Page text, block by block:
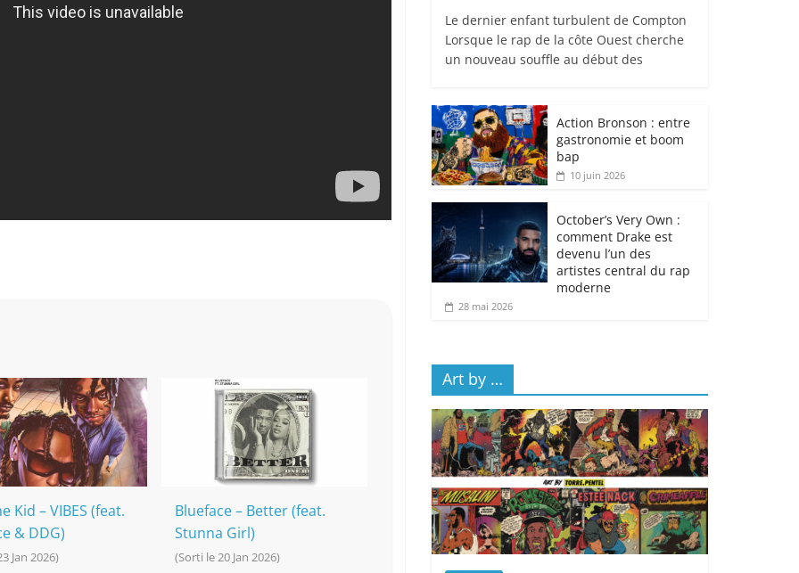
Kid – VIBES (feat.
& DDG)
Jan 2026)
Blueface – Better (feat.
Stunna Girl)
(Sorti le 20 Jan 2026)
Le dernier enfant turbulent de Compton
Lorsque le rap de la côte Ouest cherche
un nouveau souffle au début des
Action Bronson : entre
gastronomie et boom
bap
10 juin 2026
October’s Very Own :
comment Drake est
devenu l’un des
artistes central du rap
moderne
28 mai 2026
Art by …